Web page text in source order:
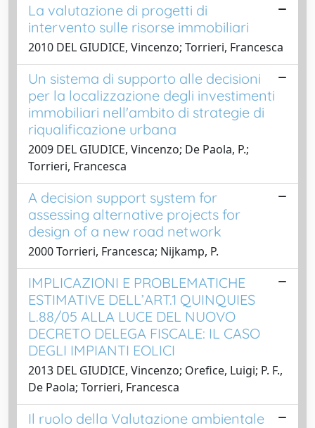
La valutazione di progetti di
intervento sulle risorse immobiliari
2010 DEL GIUDICE, Vincenzo; Torrieri, Francesca
Un sistema di supporto alle decisioni
per la localizzazione degli investimenti
immobiliari nell'ambito di strategie di
riqualificazione urbana
2009 DEL GIUDICE, Vincenzo; De Paola, P.;
Torrieri, Francesca
A decision support system for
assessing alternative projects for
design of a new road network
2000 Torrieri, Francesca; Nijkamp, P.
IMPLICAZIONI E PROBLEMATICHE
ESTIMATIVE DELL’ART.1 QUINQUIES
L.88/05 ALLA LUCE DEL NUOVO
DECRETO DELEGA FISCALE: IL CASO
DEGLI IMPIANTI EOLICI
2013 DEL GIUDICE, Vincenzo; Orefice, Luigi; P. F.,
De Paola; Torrieri, Francesca
Il ruolo della Valutazione ambientale